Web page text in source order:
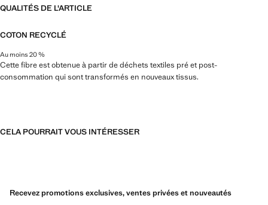
QUALITÉS DE L'ARTICLE
COTON RECYCLÉ
Au moins 20 %
Cette fibre est obtenue à partir de déchets textiles pré et post-
consommation qui sont transformés en nouveaux tissus.
CELA POURRAIT VOUS INTÉRESSER
Recevez promotions exclusives, ventes privées et nouveautés